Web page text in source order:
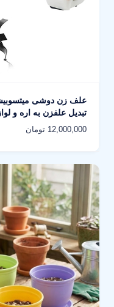
تبدیل علفزن به اره و
12,000,000 تومان